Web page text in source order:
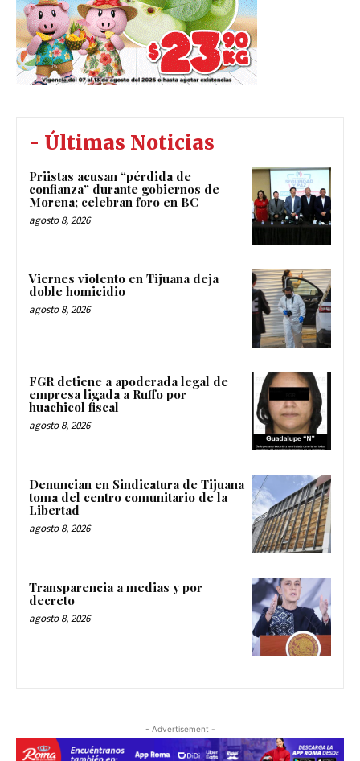
- Últimas Noticias
Priistas acusan “pérdida de
confianza” durante gobiernos de
Morena; celebran foro en BC
agosto 8, 2026
Viernes violento en Tijuana deja
doble homicidio
agosto 8, 2026
FGR detiene a apoderada legal de
empresa ligada a Ruffo por
huachicol fiscal
agosto 8, 2026
Denuncian en Sindicatura de Tijuana
toma del centro comunitario de la
Libertad
agosto 8, 2026
Transparencia a medias y por
decreto
agosto 8, 2026
- Advertisement -